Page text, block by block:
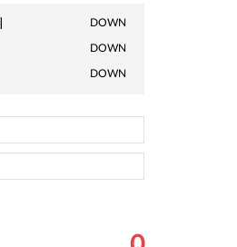
DOWN
DOWN
DOWN